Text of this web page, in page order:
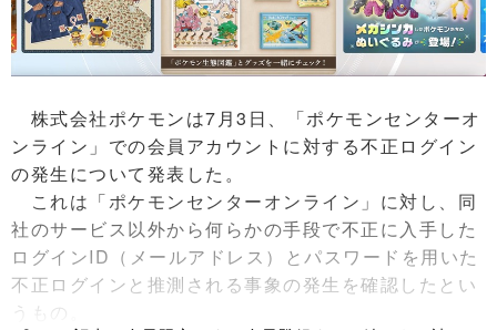
株式会社ポケモンは7月3日、「ポケモンセンターオ
ンライン」での会員アカウントに対する不正ログイン
の発生について発表した。
これは「ポケモンセンターオンライン」に対し、同
社のサービス以外から何らかの手段で不正に入手した
ログインID（メールアドレス）とパスワードを用いた
不正ログインと推測される事象の発生を確認したとい
うもの。